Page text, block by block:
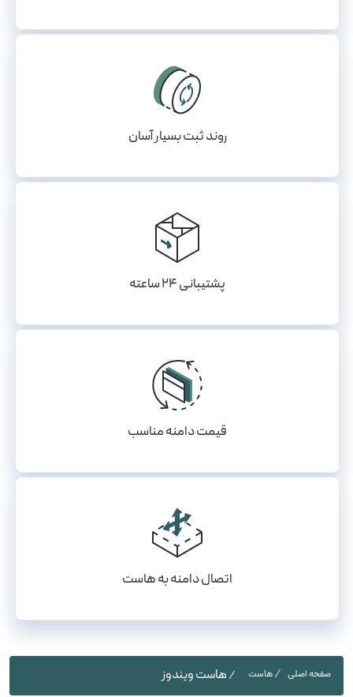
روند ثبت بسیار آسان
پشتیبانی ۲۴ ساعته
قیمت دامنه مناسب
اتصال دامنه به هاست
صفحه اصلی هاست هاست ویندوز